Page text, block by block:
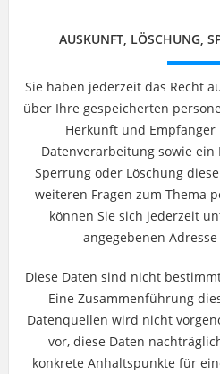
AUSKUNFT,
Sie haben jederzeit das Recht
über Ihre gespeicherten
Herkunft und
Datenverarbeitung sowie
Sperrung oder Löschung
weiteren Fragen zum Thema
können Sie sich jederzeit
angegebenen
Diese Daten sind nicht
Eine Zusammenführung
Datenquellen wird nicht
vor, diese Daten
konkrete Anhaltspunkte für